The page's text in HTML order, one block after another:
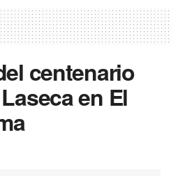
centenario
en El